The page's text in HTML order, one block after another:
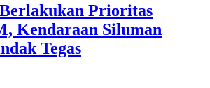
Prioritas
Kendaraan Siluman
Tegas